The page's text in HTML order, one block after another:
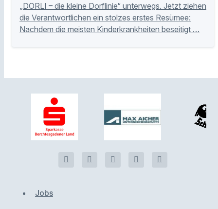
„DORLI – die kleine Dorflinie“ unterwegs. Jetzt ziehen
die Verantwortlichen ein stolzes erstes Resümee:
Nachdem die meisten Kinderkrankheiten beseitigt …
Jobs